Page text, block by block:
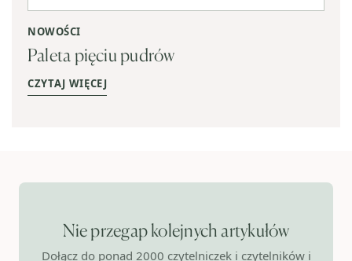
NOWOŚCI
Paleta pięciu pudrów
CZYTAJ WIĘCEJ
Nie przegap kolejnych artykułów
Dołącz do ponad 2000 czytelniczek i czytelników i